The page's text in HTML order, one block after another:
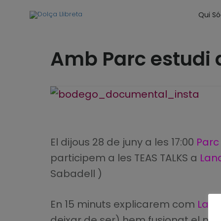
Qui
Amb Parc estudi
El dijous 28 de juny a les 17:00
participem a les TEAS TALKS a
Sabadell )
En 15 minuts explicarem com La